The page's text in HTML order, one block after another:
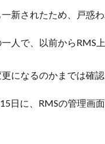
R
ニ
ー
新されたため、戸惑
人で、以前からRMS
になるのかまでは確
日に、RMSの管理画